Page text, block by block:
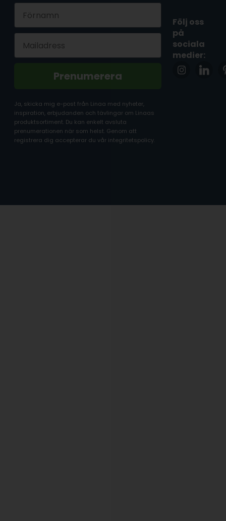
Prenumerera
Ja, skicka mig e-post från Linaa med nyheter,
inspiration, erbjudanden och tävlingar om Linaas
produktsortiment. Du kan enkelt avsluta
prenumerationen när som helst. Genom att
registrera dig accepterar du vår integritetspolicy.
Följ oss
på
sociala
medier: